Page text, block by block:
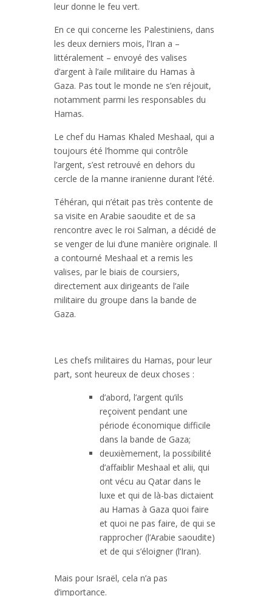
leur donne le feu vert.
En ce qui concerne les Palestiniens, dans
les deux derniers mois, l’Iran a –
littéralement – envoyé des valises
d’argent à l’aile militaire du Hamas à
Gaza. Pas tout le monde ne s’en réjouit,
notamment parmi les responsables du
Hamas.
Le chef du Hamas Khaled Meshaal, qui a
toujours été l’homme qui contrôle
l’argent, s’est retrouvé en dehors du
cercle de la manne iranienne durant l’été.
Téhéran, qui n’était pas très contente de
sa visite en Arabie saoudite et de sa
rencontre avec le roi Salman, a décidé de
se venger de lui d’une manière originale. Il
a contourné Meshaal et a remis les
valises, par le biais de coursiers,
directement aux dirigeants de l’aile
militaire du groupe dans la bande de
Gaza.
Les chefs militaires du Hamas, pour leur
part, sont heureux de deux choses :
d’abord, l’argent qu’ils
reçoivent pendant une
période économique difficile
dans la bande de Gaza;
deuxièmement, la possibilité
d’affaiblir Meshaal et alii, qui
ont vécu au Qatar dans le
luxe et qui de là-bas dictaient
au Hamas à Gaza quoi faire
et quoi ne pas faire, de qui se
rapprocher (l’Arabie saoudite)
et de qui s’éloigner (l’Iran).
Mais pour Israël, cela n’a pas
d’importance.